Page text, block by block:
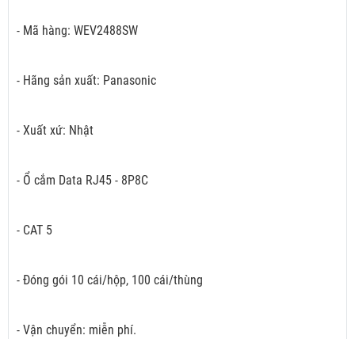
- Mã hàng: WEV2488SW
- Hãng sản xuất: Panasonic
- Xuất xứ: Nhật
- Ổ cắm Data RJ45 - 8P8C
- CAT 5
- Đóng gói 10 cái/hộp, 100 cái/thùng
- Vận chuyển: miễn phí.